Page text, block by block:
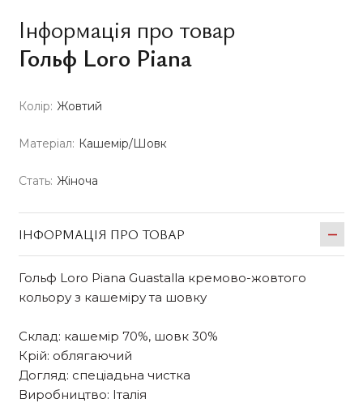
Інформація про товар
Гольф Loro Piana
Колір: Жовтий
Матеріал: Кашемір/Шовк
Стать: Жіноча
ІНФОРМАЦІЯ ПРО ТОВАР
Гольф Loro Piana Guastalla кремово-жовтого
кольору з кашеміру та шовку
Склад: кашемір 70%, шовк 30%
Крій: облягаючий
Догляд: спеціадьна чистка
Виробництво: Італія